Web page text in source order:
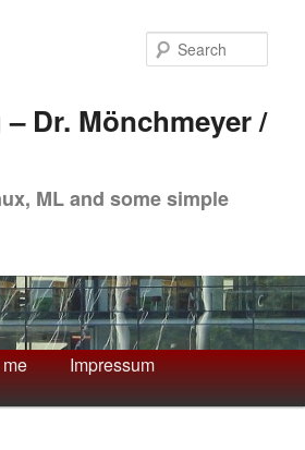
Dr. Mönchmeyer /
ML and some simple
Impressum